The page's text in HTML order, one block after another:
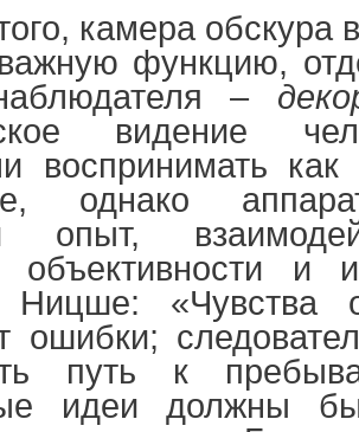
камера обскура
функцию,
–
видение
воспринимать
однако
опыт,
объективности и
«Чувства
ошибки;
путь к
идеи должны